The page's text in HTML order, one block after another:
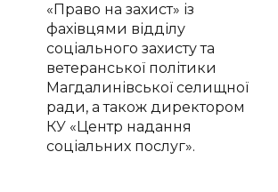
«Право на захист» із
фахівцями відділу
соціального захисту та
ветеранської політики
Магдалинівської селищної
ради, а також директором
КУ «Центр надання
соціальних послуг».